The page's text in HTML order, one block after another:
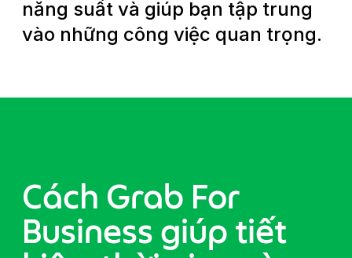
năng suất và giúp bạn tập trung
vào những công việc quan trọng.
Cách Grab For
Business giúp tiết